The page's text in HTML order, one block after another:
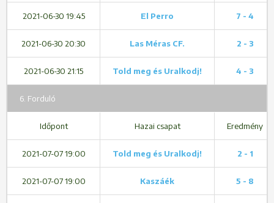
2021-06-30 19:45 El Perro 7 - 4
2021-06-30 20:30 Las Méras CF. 2 - 3
2021-06-30 21:15 Told meg és Uralkodj! 4 - 3
6. Forduló
Időpont Hazai csapat Eredmény
2021-07-07 19:00 Told meg és Uralkodj! 2 - 1
2021-07-07 19:00 Kaszáék 5 - 8